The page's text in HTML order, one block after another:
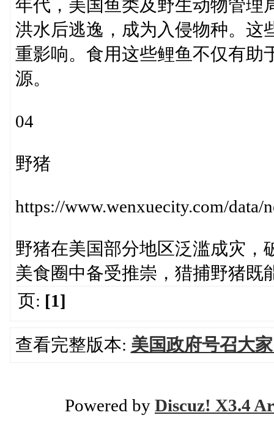
年代，美国鱼类及野生动物管理
洪水后逃逸，成为入侵物种。这
重影响。食用这些鲤鱼不仅有助
源。
04
野猪
https://www.wenxuecity.com/data/
野猪在美国部分地区泛滥成灾，
美食圈中备受推崇，猎捕野猪既
页: [1]
查看完整版本: 美国政府号召大
Powered by Discuz! X3.4